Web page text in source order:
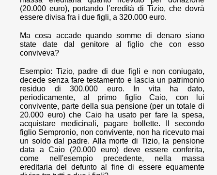
(20.000 euro), portando l’eredità di Tizio, che dovrà
essere divisa fra i due figli, a 320.000 euro.
Ma cosa accade quando somme di denaro siano
state date dal genitore al figlio che con esso
conviveva?
Esempio: Tizio, padre di due figli e non coniugato,
decede senza fare testamento e lascia un patrimonio
residuo di 300.000 euro. In vita ha dato,
periodicamente, al primo figlio Caio, con lui
convivente, parte della sua pensione (per un totale di
20.000 euro) che Caio ha usato per fare la spesa,
acquistare medicinali, pagare bollette. Il secondo
figlio Sempronio, non convivente, non ha ricevuto mai
un soldo dal padre. Alla morte di Tizio, la pensione
data a Caio (20.000 euro) deve essere conferita,
come nell'esempio precedente, nella massa
ereditaria del defunto al fine di essere equamente